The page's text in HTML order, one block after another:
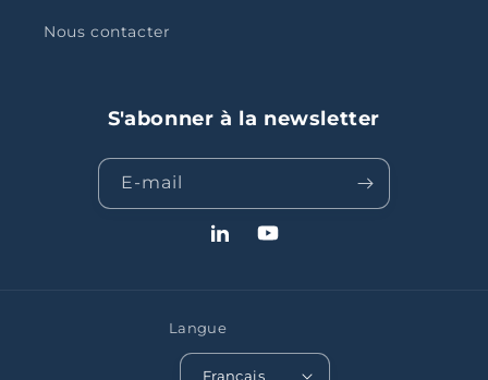
Nous contacter
S'abonner à la newsletter
E-mail
LinkedInYouTube
Langue
Français